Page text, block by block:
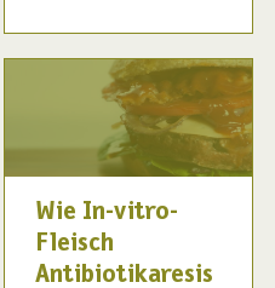
Wie In-vitro-
Fleisch
Antibiotikaresis